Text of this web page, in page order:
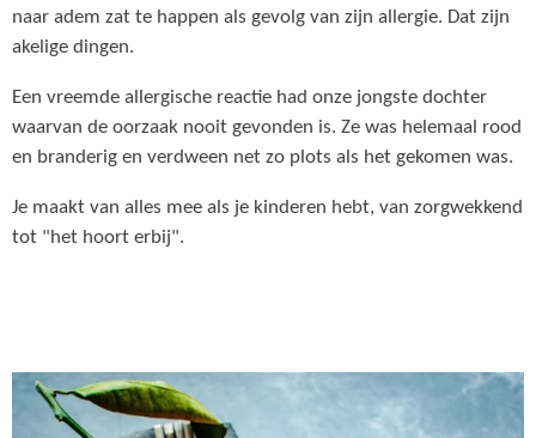
naar adem zat te happen als gevolg van zijn allergie. Dat zijn
akelige dingen.
Een vreemde allergische reactie had onze jongste dochter
waarvan de oorzaak nooit gevonden is. Ze was helemaal rood
en branderig en verdween net zo plots als het gekomen was.
Je maakt van alles mee als je kinderen hebt, van zorgwekkend
tot "het hoort erbij".